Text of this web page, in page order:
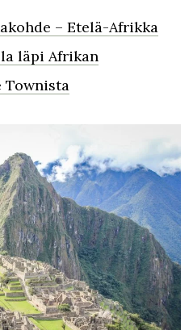
– Etelä-Afrikka
läpi Afrikan
Townista